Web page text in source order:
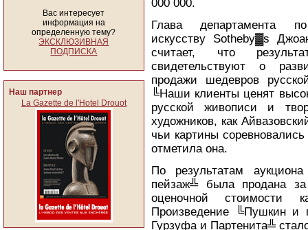
Вас интересует
информация на
определенную тему?
ЭКСКЛЮЗИВНАЯ
ПОДПИСКА
Наш партнер
La Gazette de l'Hotel Drouot
000 000.
Глава департамента
искусству Sotheby▓s
считает, что
свидетельствуют о
продажи шедевров
╚Наши клиенты ценят
русской живописи и
художников, как
чьи картины
отметила она.
По результатам
пейзаж╩ была продана
оценочной стоимости
Произведение ╚Пушкин и
Гурзуфа и Партенита╩